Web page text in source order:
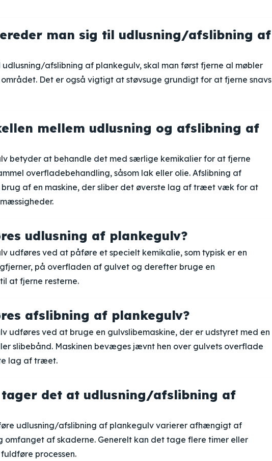
man sig til udlusning/afslibning af
afslibning af plankegulv, skal man først fjerne al møbler
Det er også vigtigt at støvsuge grundigt for at fjerne snavs
mellem udlusning og afslibning af
betyder at behandle det med særlige kemikalier for at fjerne
overfladebehandling, såsom lak eller olie. Afslibning af
af en maskine, der sliber det øverste lag af træet væk for at
udlusning af plankegulv?
udføres ved at påføre et specielt kemikalie, som typisk er en
på overfladen af gulvet og derefter bruge en
at fjerne resterne.
afslibning af plankegulv?
udføres ved at bruge en gulvslibemaskine, der er udstyret med en
slibebånd. Maskinen bevæges jævnt hen over gulvets overflade
lag af træet.
det at udlusning/afslibning af
udlusning/afslibning af plankegulv varierer afhængigt af
omfanget af skaderne. Generelt kan det tage flere timer eller
processen.